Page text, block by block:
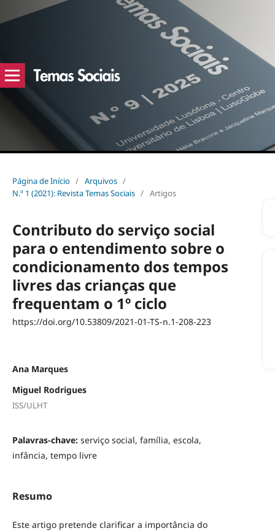
Página de Início / Arquivos /
N.º 1 (2021): Revista Temas Sociais / Artigos
Contributo do serviço social
para o entendimento sobre o
condicionamento dos tempos
livres das crianças que
frequentam o 1º ciclo
https://doi.org/10.53809/2021-01-TS-n.1-208-223
Ana Marques
Miguel Rodrigues
ISS/ULHT
Palavras-chave: serviço social, família, escola,
infância, tempo livre
Resumo
Este artigo pretende clarificar a importância do